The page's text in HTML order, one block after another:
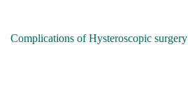
Complications of Hysteroscopic surgery